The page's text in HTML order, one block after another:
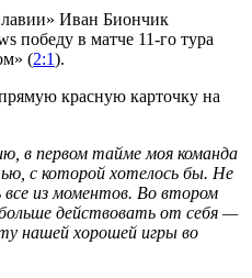
Иван Биончик
победу в матче 11-го тура
(2:1).
красную карточку на
в первом тайме моя команда
с которой хотелось бы. Не
е из моментов. Во втором
действовать от себя —
нашей хорошей игры во